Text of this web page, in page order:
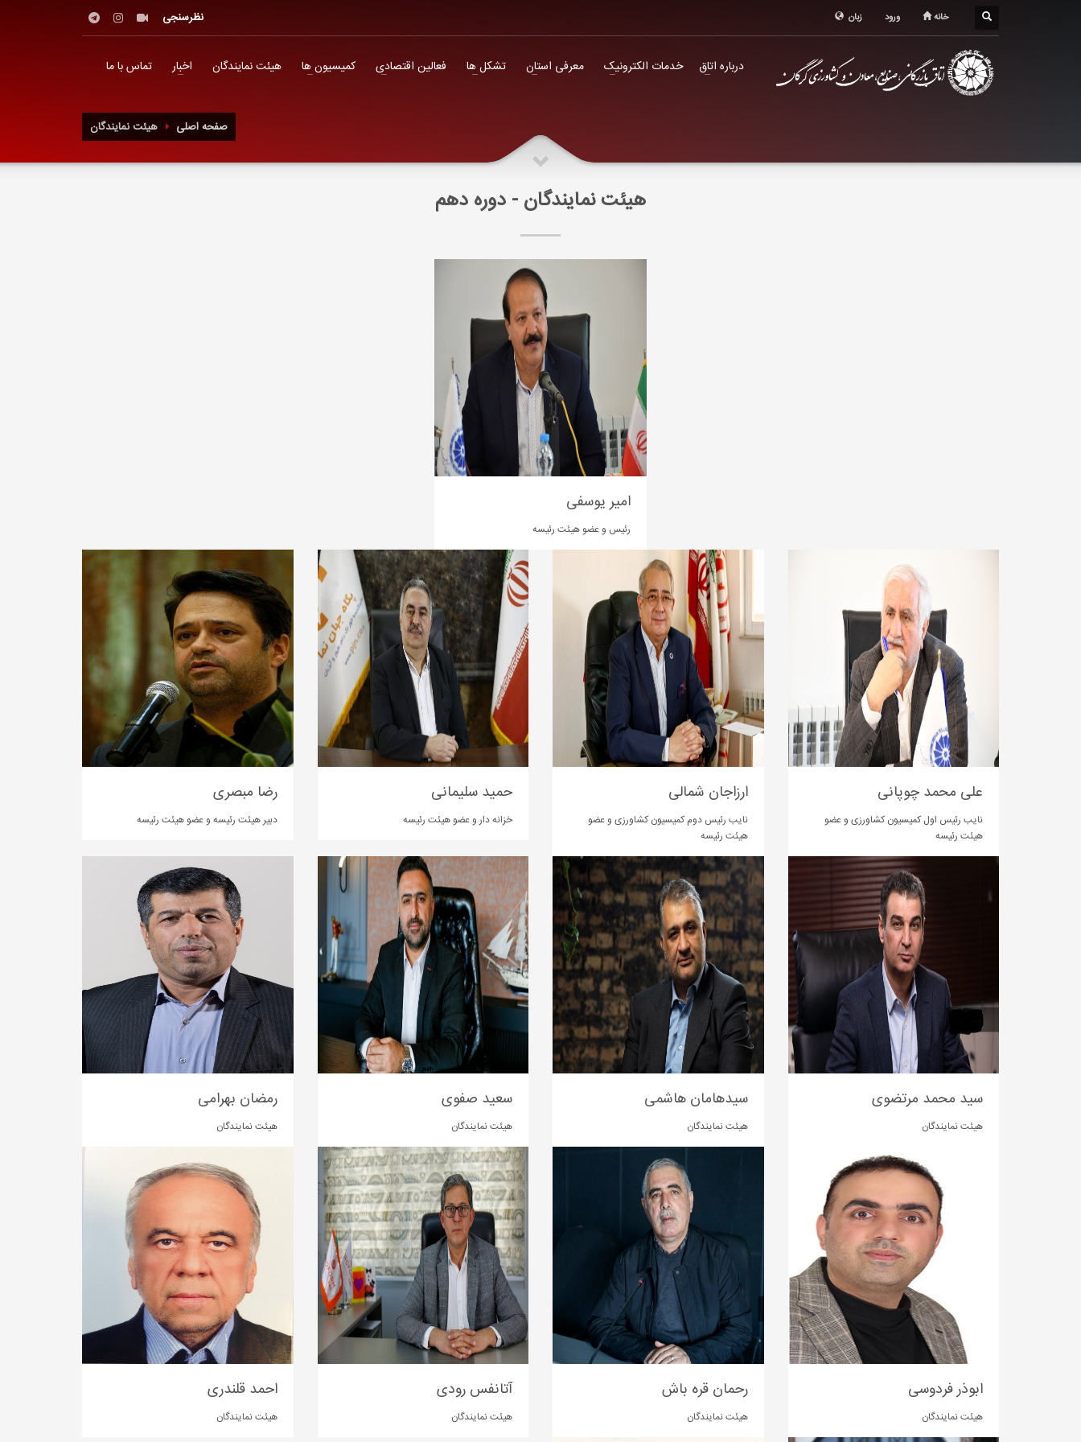
درباره اتاق
خدمات الکترونیک
معرفی استان
تشکل ها
ورود خانه زبان نظرسنجی
درباره اتاق خدمات الکترونیک معرفی استان تشکل ها فعالین اقتصادی کمیسیون ها هیئت نمایندگان اخبار تماس با ما
هیئت نمایندگان صفحه اصلی
هیئت نمایندگان - دوره دهم
امیر یوسفی
رئیس و عضو هیئت رئیسه
علی محمد چوپانی
نایب رئیس اول کمیسیون کشاورزی و عضو
هیئت رئیسه
ارزاجان شمالی
نایب رئیس دوم کمیسیون کشاورزی و عضو
هیئت رئیسه
حمید سلیمانی
خزانه دار و عضو هیئت رئیسه
رضا مبصری
دبیر هیئت رئیسه و عضو هیئت رئیسه
سید محمد مرتضوی
هیئت نمایندگان
سیدهامان هاشمی
هیئت نمایندگان
سعید صفوی
هیئت نمایندگان
رمضان بهرامی
هیئت نمایندگان
ابوذر فردوسی
هیئت نمایندگان
رحمان قره باش
هیئت نمایندگان
آتانفس رودی
هیئت نمایندگان
احمد قلندری
هیئت نمایندگان